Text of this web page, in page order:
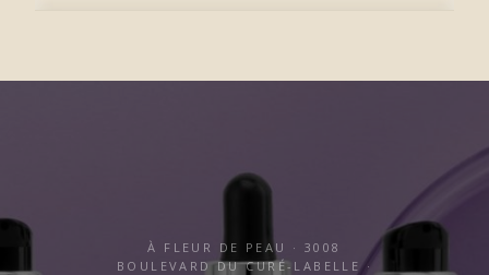
✔ Approche humaine et personnalisée
À FLEUR DE PEAU · 3008
BOULEVARD DU CURÉ-LABELLE ·